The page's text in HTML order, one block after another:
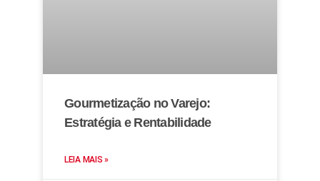
Gourmetização no Varejo:
Estratégia e Rentabilidade
LEIA MAIS »